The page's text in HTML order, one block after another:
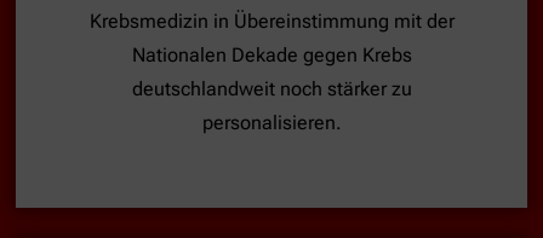
Krebsmedizin in Übereinstimmung mit der
Nationalen Dekade gegen Krebs
deutschlandweit noch stärker zu
personalisieren.